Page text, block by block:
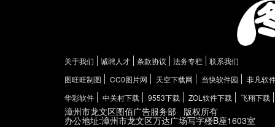
关于我们 诚聘人才 条款协议 法务专栏
联系我们
图旺旺制图
CC0图片网 天空下载网 当快软件园
非凡软
华彩软件
中关村下载 9553下载 ZOL软件下载 飞翔下载
漳州市龙文区图佰广告服务部 版权所有
办公地址:漳州市龙文区万达广场写字楼B座1603室